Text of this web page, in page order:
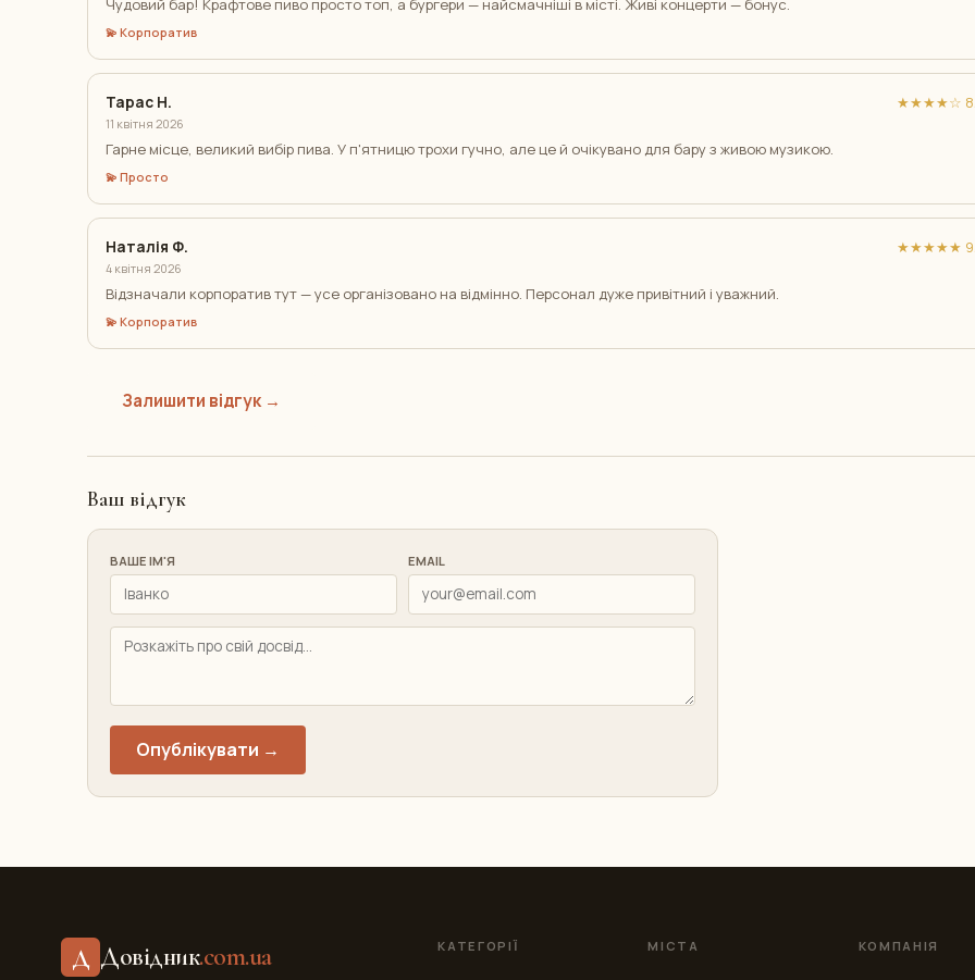
Чудовий бар! Крафтове пиво просто топ, а бургери — найсмачніші в місті. Живі концерти — бонус.
💫 Корпоратив
Тарас Н.
11 квітня 2026
★★★★☆ 8/
Гарне місце, великий вибір пива. У п'ятницю трохи гучно, але це й очікувано для бару з живою музикою.
💫 Просто
Наталія Ф.
4 квітня 2026
★★★★★ 9/
Відзначали корпоратив тут — усе організовано на відмінно. Персонал дуже привітний і уважний.
💫 Корпоратив
Залишити відгук →
Ваш відгук
ВАШЕ ІМ'Я EMAIL
Опублікувати →
Д Довідник.com.ua КАТЕГОРІЇ МІСТА КОМПАНІЯ